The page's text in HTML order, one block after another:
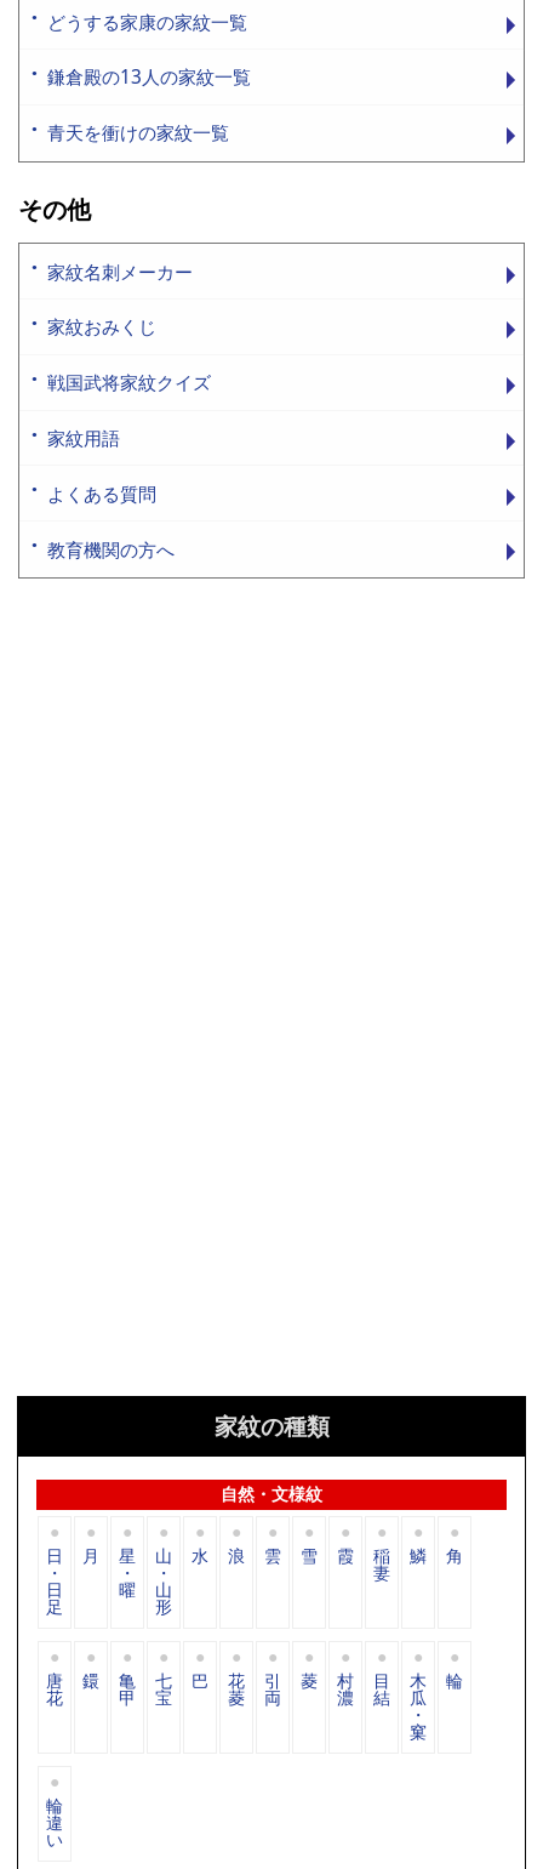
どうする家康の家紋一覧
鎌倉殿の13人の家紋一覧
青天を衝けの家紋一覧
その他
家紋名刺メーカー
家紋おみくじ
戦国武将家紋クイズ
家紋用語
よくある質問
教育機関の方へ
家紋の種類
自然・文様紋
日
・
日
足
月 星
・
曜
山
・
山
形
水 浪 雲 雪 霞 稲
妻
鱗 角
唐
花
鐶 亀
甲
七
宝
巴 花
菱
引
両
菱 村
濃
目
結
木
瓜
・
窠
輪
輪
違
い